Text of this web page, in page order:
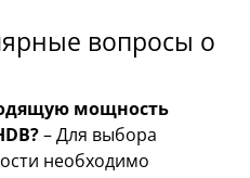
вопросы о
мощность
– Для выбора
необходимо